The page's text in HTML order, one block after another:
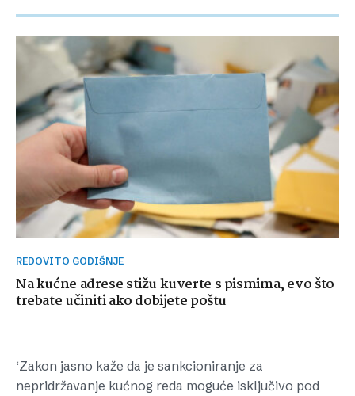
REDOVITO GODIŠNJE
Na kućne adrese stižu kuverte s pismima, evo što
trebate učiniti ako dobijete poštu
‘Zakon jasno kaže da je sankcioniranje za
nepridržavanje kućnog reda moguće isključivo pod